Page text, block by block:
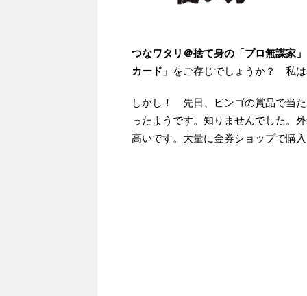
つなワタリ＠捨て身の「プロ無謀家
カード」 をご存じでしょうか？ 私
しかし！ 先日、ビンゴの賞品で当
ったようです。知りませんでした。
高いです。大量に金券ショップで購